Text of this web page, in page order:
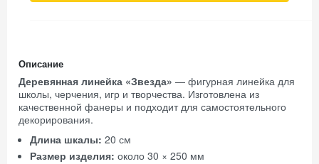
Описание
Деревянная линейка «Звезда» — фигурная линейка для
школы, черчения, игр и творчества. Изготовлена из
качественной фанеры и подходит для самостоятельного
декорирования.
Длина шкалы: 20 см
Размер изделия: около 30 × 250 мм